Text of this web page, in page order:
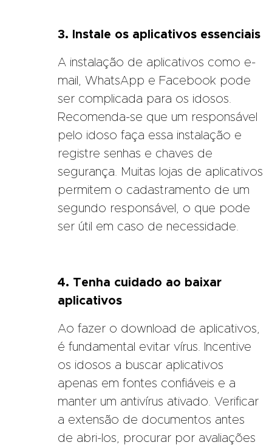
3. Instale os aplicativos essenciais
A instalação de aplicativos como e-
mail, WhatsApp e Facebook pode
ser complicada para os idosos.
Recomenda-se que um responsável
pelo idoso faça essa instalação e
registre senhas e chaves de
segurança. Muitas lojas de aplicativos
permitem o cadastramento de um
segundo responsável, o que pode
ser útil em caso de necessidade.
4. Tenha cuidado ao baixar
aplicativos
Ao fazer o download de aplicativos,
é fundamental evitar vírus. Incentive
os idosos a buscar aplicativos
apenas em fontes confiáveis e a
manter um antivírus ativado. Verificar
a extensão de documentos antes
de abri-los, procurar por avaliações